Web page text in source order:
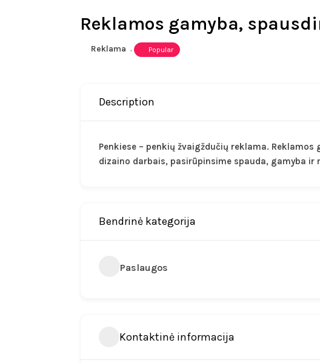
Reklamos gamyba,
Reklama Popular
Description
Penkiese – penkių žvaigždučių reklama.
dizaino darbais, pasirūpinsime spauda, gamyba ir
Bendrinė kategorija
Paslaugos
Kontaktinė informacija